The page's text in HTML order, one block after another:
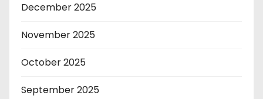
December 2025
November 2025
October 2025
September 2025